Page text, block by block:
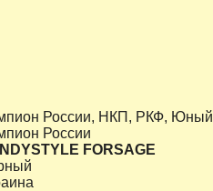
России, НКП, РКФ, Юный
России
FORSAGE